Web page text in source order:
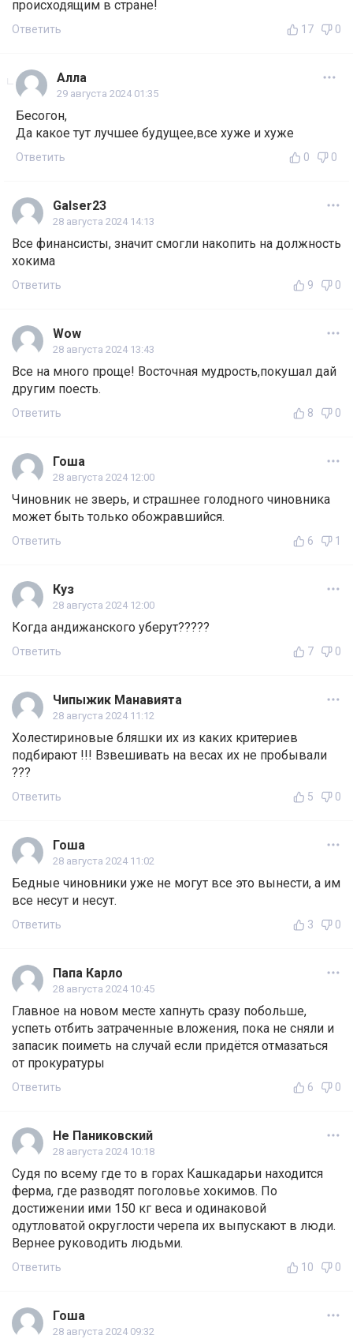
происходящим в стране!
Ответить 17 0
Алла
29 августа 2024 01:35
Бесогон,
Да какое тут лучшее будущее,все хуже и хуже
Ответить 0 0
Galser23
28 августа 2024 14:13
Все финансисты, значит смогли накопить на должность
хокима
Ответить 9 0
Wow
28 августа 2024 13:43
Все на много проще! Восточная мудрость,покушал дай
другим поесть.
Ответить 8 0
Гоша
28 августа 2024 12:00
Чиновник не зверь, и страшнее голодного чиновника
может быть только обожравшийся.
Ответить 6 1
Куз
28 августа 2024 12:00
Когда андижанского уберут?????
Ответить 7 0
Чипыжик Манавията
28 августа 2024 11:12
Холестириновые бляшки их из каких критериев
подбирают !!! Взвешивать на весах их не пробывали
???
Ответить 5 0
Гоша
28 августа 2024 11:02
Бедные чиновники уже не могут все это вынести, а им
все несут и несут.
Ответить 3 0
Папа Карло
28 августа 2024 10:45
Главное на новом месте хапнуть сразу побольше,
успеть отбить затраченные вложения, пока не сняли и
запасик поиметь на случай если придётся отмазаться
от прокуратуры
Ответить 6 0
Не Паниковский
28 августа 2024 10:18
Судя по всему где то в горах Кашкадарьи находится
ферма, где разводят поголовье хокимов. По
достижении ими 150 кг веса и одинаковой
одутловатой округлости черепа их выпускают в люди.
Вернее руководить людьми.
Ответить 10 0
Гоша
28 августа 2024 09:32